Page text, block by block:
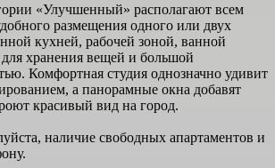
«Улучшенный» располагают всем
размещения одного или двух
кухней, рабочей зоной, ванной
хранения вещей и большой
Комфортная студия однозначно удивит
а панорамные окна добавят
красивый вид на город.
наличие свободных апартаментов и